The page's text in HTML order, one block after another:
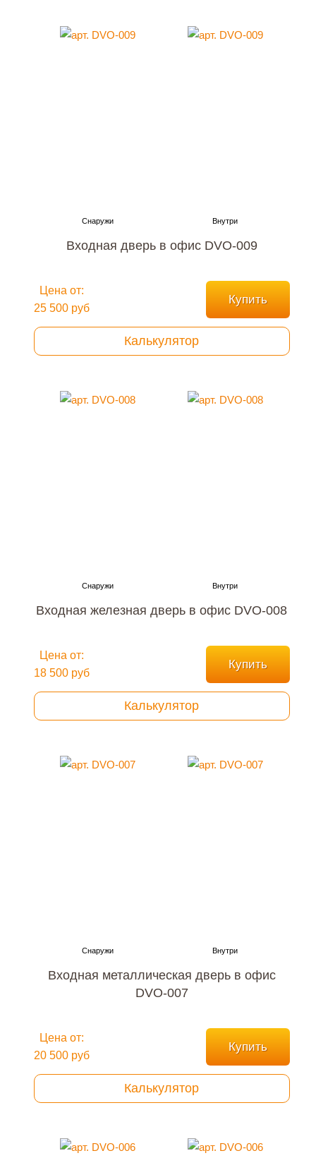
Входная дверь в офис DVO-009
Цена от:
25 500 руб
Купить
Калькулятор
Входная железная дверь в офис DVO-008
Цена от:
18 500 руб
Купить
Калькулятор
Входная металлическая дверь в офис
DVO-007
Цена от:
20 500 руб
Купить
Калькулятор